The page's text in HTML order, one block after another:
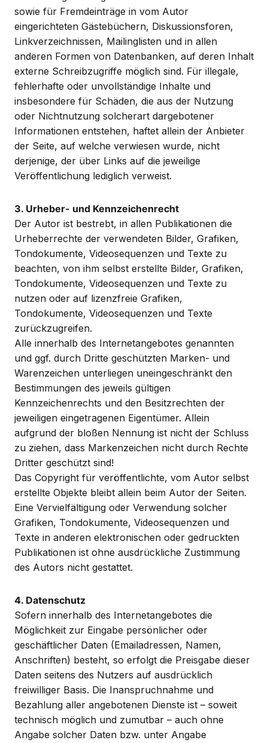
sowie für Fremdeinträge in vom Autor
eingerichteten Gästebüchern, Diskussionsforen,
Linkverzeichnissen, Mailinglisten und in allen
anderen Formen von Datenbanken, auf deren Inhalt
externe Schreibzugriffe möglich sind. Für illegale,
fehlerhafte oder unvollständige Inhalte und
insbesondere für Schäden, die aus der Nutzung
oder Nichtnutzung solcherart dargebotener
Informationen entstehen, haftet allein der Anbieter
der Seite, auf welche verwiesen wurde, nicht
derjenige, der über Links auf die jeweilige
Veröffentlichung lediglich verweist.
3. Urheber- und Kennzeichenrecht
Der Autor ist bestrebt, in allen Publikationen die
Urheberrechte der verwendeten Bilder, Grafiken,
Tondokumente, Videosequenzen und Texte zu
beachten, von ihm selbst erstellte Bilder, Grafiken,
Tondokumente, Videosequenzen und Texte zu
nutzen oder auf lizenzfreie Grafiken,
Tondokumente, Videosequenzen und Texte
zurückzugreifen.
Alle innerhalb des Internetangebotes genannten
und ggf. durch Dritte geschützten Marken- und
Warenzeichen unterliegen uneingeschränkt den
Bestimmungen des jeweils gültigen
Kennzeichenrechts und den Besitzrechten der
jeweiligen eingetragenen Eigentümer. Allein
aufgrund der bloßen Nennung ist nicht der Schluss
zu ziehen, dass Markenzeichen nicht durch Rechte
Dritter geschützt sind!
Das Copyright für veröffentlichte, vom Autor selbst
erstellte Objekte bleibt allein beim Autor der Seiten.
Eine Vervielfältigung oder Verwendung solcher
Grafiken, Tondokumente, Videosequenzen und
Texte in anderen elektronischen oder gedruckten
Publikationen ist ohne ausdrückliche Zustimmung
des Autors nicht gestattet.
4. Datenschutz
Sofern innerhalb des Internetangebotes die
Möglichkeit zur Eingabe persönlicher oder
geschäftlicher Daten (Emailadressen, Namen,
Anschriften) besteht, so erfolgt die Preisgabe dieser
Daten seitens des Nutzers auf ausdrücklich
freiwilliger Basis. Die Inanspruchnahme und
Bezahlung aller angebotenen Dienste ist – soweit
technisch möglich und zumutbar – auch ohne
Angabe solcher Daten bzw. unter Angabe